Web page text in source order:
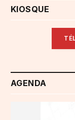
KIOSQUE
AGENDA